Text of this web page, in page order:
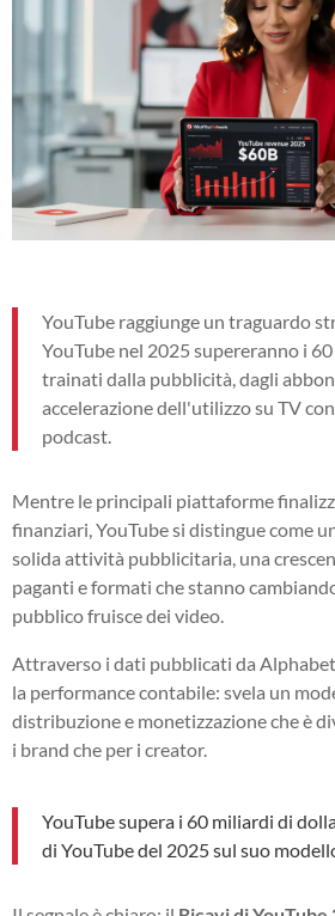
YouTube raggiunge un traguardo
YouTube nel 2025 supereranno i
trainati dalla pubblicità, dagli
accelerazione dell'utilizzo su TV
podcast.
Mentre le principali piattaforme
finanziari, YouTube si distingue come
solida attività pubblicitaria, una
paganti e formati che stanno
pubblico fruisce dei video.
Attraverso i dati pubblicati da
la performance contabile: svela un
distribuzione e monetizzazione che è
i brand che per i creator.
YouTube supera i 60 miliardi di
di YouTube del 2025 sul suo